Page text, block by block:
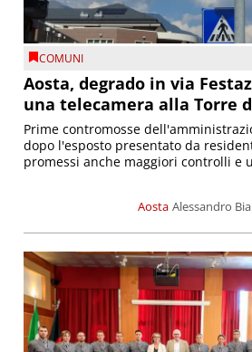
COMUNI
Aosta, degrado in via
una telecamera alla Torre
Aosta Alessandro
Prime contromosse
dopo l'esposto presentato da
promessi anche maggiori controlli e